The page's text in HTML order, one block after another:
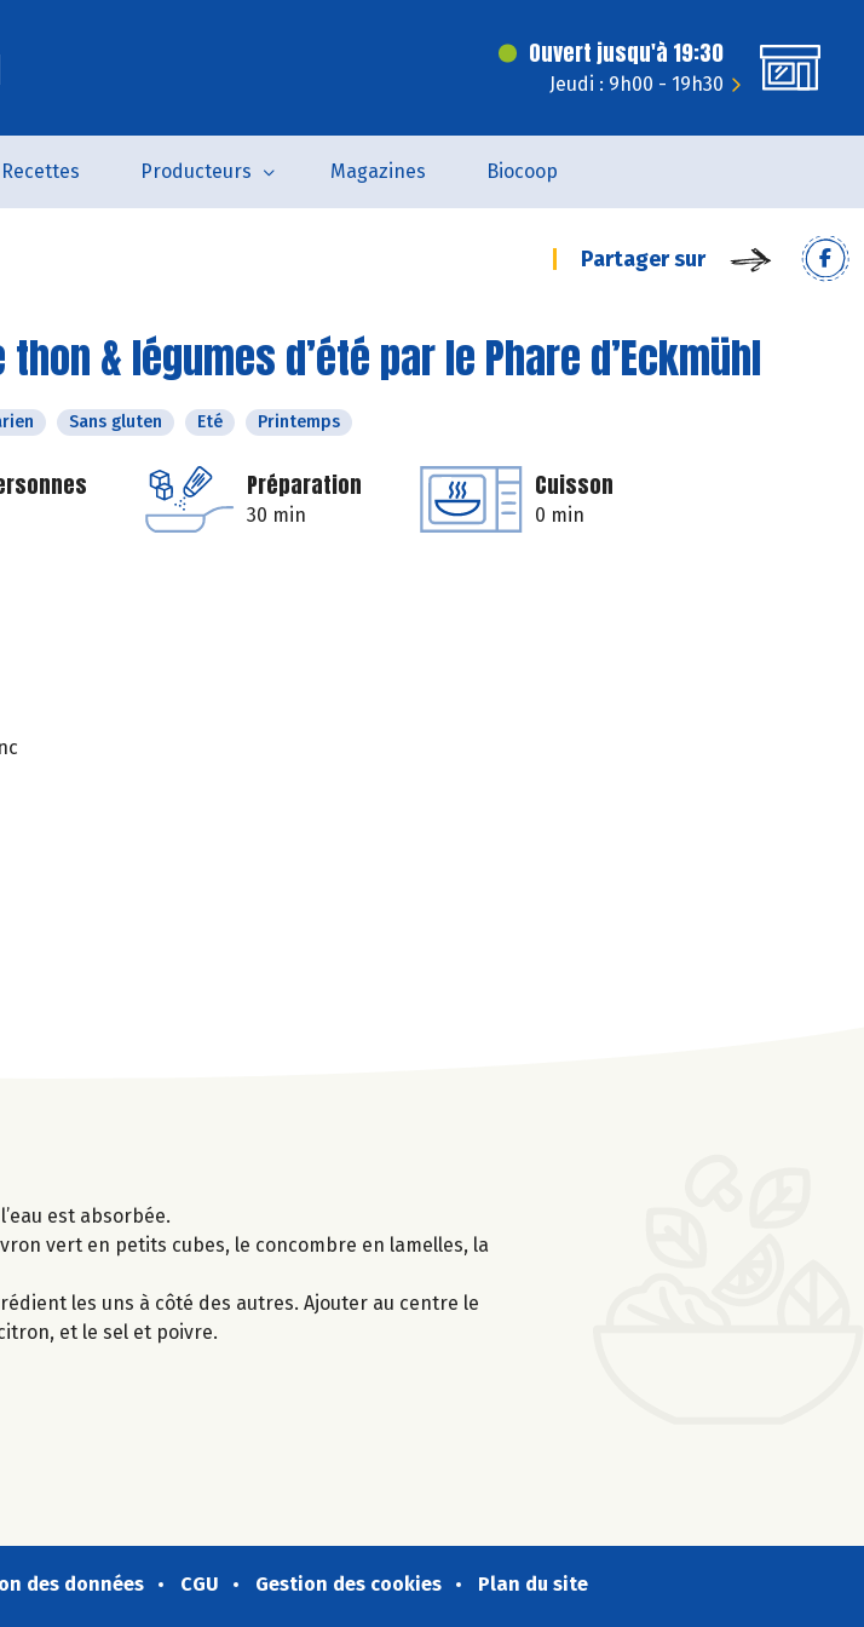
Ouvert jusqu'à 19:30
Jeudi : 9h00 - 19h30
Recettes Producteurs Magazines Biocoop
Partager sur
& légumes d’été par le Phare d’Eckmühl
Sans gluten Eté Printemps
Préparation
30 min
Cuisson
0 min
est absorbée.
vert en petits cubes, le concombre en lamelles, la
les uns à côté des autres. Ajouter au centre le
et le sel et poivre.
des données CGU Gestion des cookies Plan du site